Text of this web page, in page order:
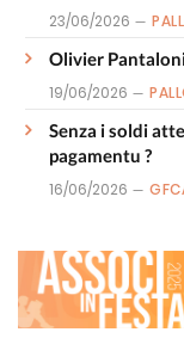
23/06/2026
Olivier
19/06/2026
Senza i soldi
pagamentu ?
16/06/2026